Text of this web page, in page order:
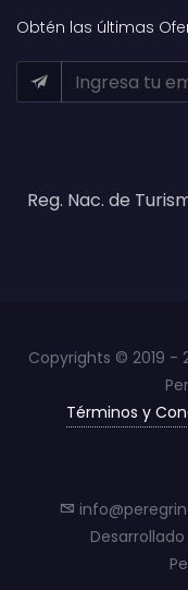
Obtén las últimas
Reg. Nac. de
Copyrights © 2019 -
Términos y